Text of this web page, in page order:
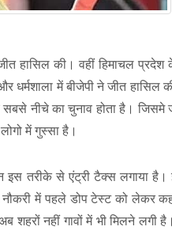
हासिल की। वहीं हिमाचल प्रदेश
में बीजेपी ने जीत हासिल
नीचे का चुनाव होता है। जिसमे
में गुस्सा है।
इस तरीके से एंट्री टैक्स लगाया
नौकरी में पहले डोप टेस्ट को लेकर
शहरों नहीं गावों में भी मिलने लगी